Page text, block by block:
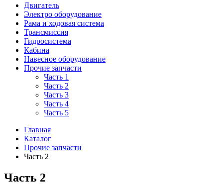
Двигатель
Электро оборудование
Рама и ходовая система
Трансмиссия
Гидросистема
Кабина
Навесное оборудование
Прочие запчасти
Часть 1
Часть 2
Часть 3
Часть 4
Часть 5
Главная
Каталог
Прочие запчасти
Часть 2
Часть 2